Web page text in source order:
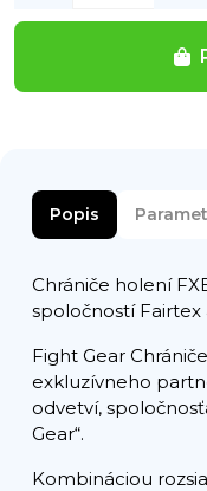
Popis
Chrániče holení
spoločností Fairtex
Fight Gear
exkluzívneho
odvetví,
Gear“.
Kombináciou